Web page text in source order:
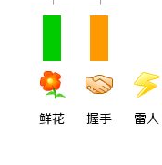
鲜花 握手 雷人